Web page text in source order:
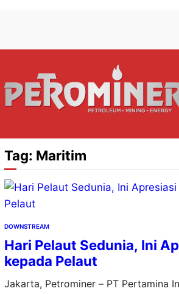
konten
content
Tag: Maritim
DOWNSTREAM
Hari Pelaut Sedunia, Ini
kepada Pelaut
Jakarta, Petrominer – PT Pertamina